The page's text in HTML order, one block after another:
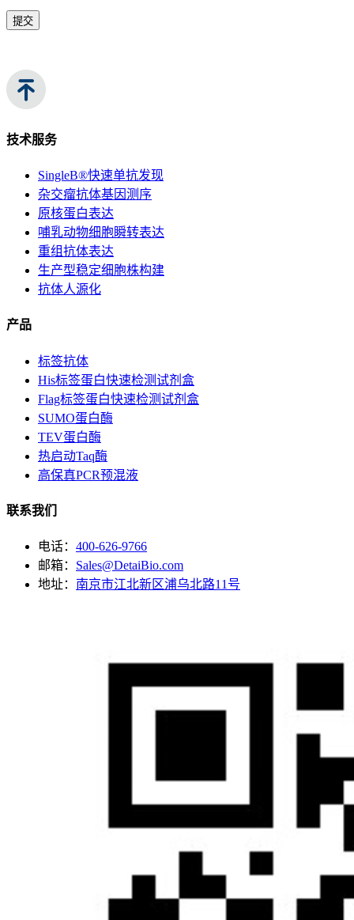
提交
技术服务
SingleB®快速单抗发现
杂交瘤抗体基因测序
原核蛋白表达
哺乳动物细胞瞬转表达
重组抗体表达
生产型稳定细胞株构建
抗体人源化
产品
标签抗体
His标签蛋白快速检测试剂盒
Flag标签蛋白快速检测试剂盒
SUMO蛋白酶
TEV蛋白酶
热启动Taq酶
高保真PCR预混液
联系我们
电话： 400-626-9766
邮箱： Sales@DetaiBio.com
地址： 南京市江北新区浦乌北路11号